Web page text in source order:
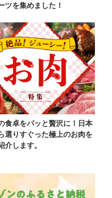
ツを集めました！
食卓をパッと贅沢に！日本
選りすぐった極上のお肉を
介します。